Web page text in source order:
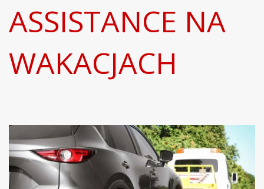
ASSISTANCE NA
WAKACJACH